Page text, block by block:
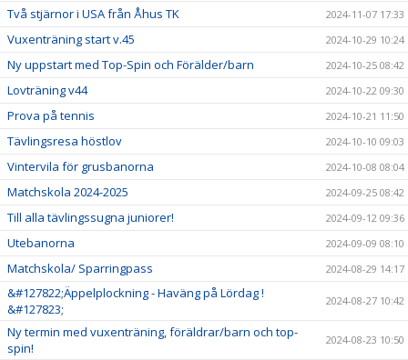
Två stjärnor i USA från Åhus TK 2024-11-07 17:33
Vuxenträning start v.45 2024-10-29 10:24
Ny uppstart med Top-Spin och Förälder/barn 2024-10-25 08:42
Lovträning v44 2024-10-22 09:30
Prova på tennis 2024-10-21 11:50
Tävlingsresa höstlov 2024-10-10 09:03
Vintervila för grusbanorna 2024-10-08 08:04
Matchskola 2024-2025 2024-09-25 08:42
Till alla tävlingssugna juniorer! 2024-09-12 09:36
Utebanorna 2024-09-09 08:10
Matchskola/ Sparringpass 2024-08-29 14:17
&#127822;Äppelplockning - Haväng på Lördag !
&#127823;
2024-08-27 10:42
Ny termin med vuxenträning, föräldrar/barn och top-
spin!
2024-08-23 10:50